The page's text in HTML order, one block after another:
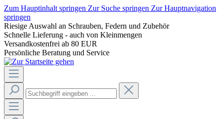
Zum Hauptinhalt springen Zur Suche springen Zur Hauptnavigation
springen
Riesige Auswahl an Schrauben, Federn und Zubehör
Schnelle Lieferung - auch von Kleinmengen
Versandkostenfrei ab 80 EUR
Persönliche Beratung und Service